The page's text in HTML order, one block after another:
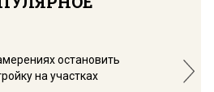
остановить
на участках